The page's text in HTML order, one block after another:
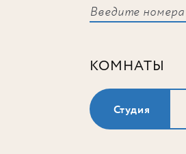
КОМНАТЫ
Студия